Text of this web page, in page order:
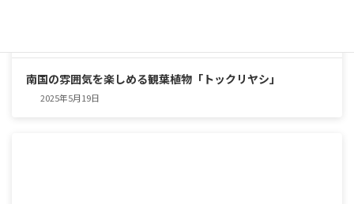
南国の雰囲気を楽しめる観葉植物「トックリヤシ」
2025年5月19日